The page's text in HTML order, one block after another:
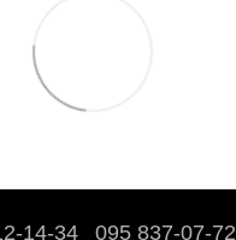
14-34 095 837-07-72